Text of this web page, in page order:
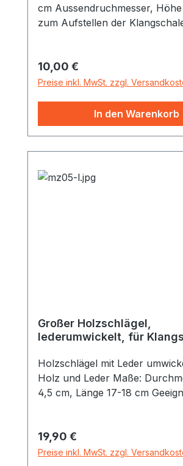
cm Aussendruchmesser,
zum Aufstellen der
verschiedene Farben
Regulärer Preis:
10,00 €
Preise inkl. MwSt. zzgl.
In den Warenkorb
Großer Holzschlägel,
lederumwickelt, für
Holzschlägel mit Leder
Holz und Leder Maße: Durchmesser 4-
4,5 cm, Länge 17-18 cm
umwickelt. Daher auch gut
Klangschalen zu reiben. Der gedrechselte
Regulärer Preis:
19,90 €
Preise inkl. MwSt. zzgl.